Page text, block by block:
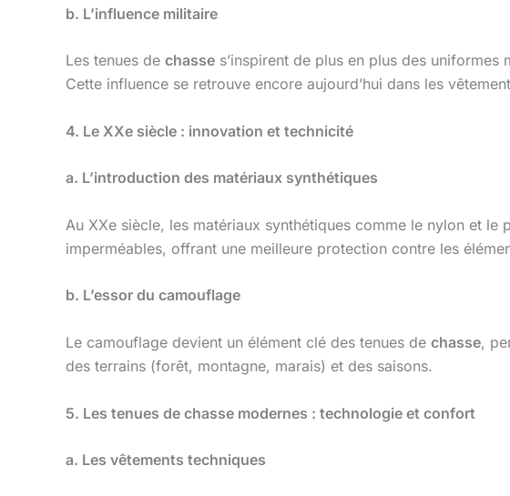
b. L’influence militaire
Les tenues de chasse s’inspirent de plus en plus des
Cette influence se retrouve encore aujourd’hui dans les
4. Le XXe siècle : innovation et technicité
a. L’introduction des matériaux synthétiques
Au XXe siècle, les matériaux synthétiques comme le nylon et le
imperméables, offrant une meilleure protection contre les
b. L’essor du camouflage
Le camouflage devient un élément clé des tenues de chasse,
des terrains (forêt, montagne, marais) et des saisons.
5. Les tenues de chasse modernes : technologie et confort
a. Les vêtements techniques